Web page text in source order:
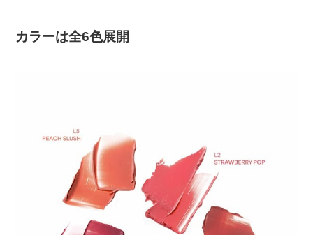
カラーは全6色展開